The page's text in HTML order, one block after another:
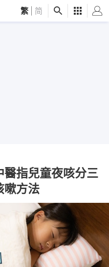
繁 简
醫指兒童夜咳分三
嗽方法